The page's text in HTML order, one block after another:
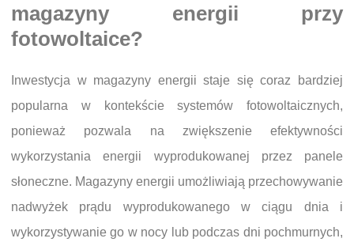
magazyny energii przy
fotowoltaice?
Inwestycja w magazyny energii staje się coraz bardziej
popularna w kontekście systemów fotowoltaicznych,
ponieważ pozwala na zwiększenie efektywności
wykorzystania energii wyprodukowanej przez panele
słoneczne. Magazyny energii umożliwiają przechowywanie
nadwyżek prądu wyprodukowanego w ciągu dnia i
wykorzystywanie go w nocy lub podczas dni pochmurnych,